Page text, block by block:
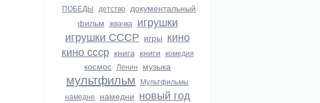
ПОБЕДЫ детство документальный
фильм жвачка игрушки
игрушки СССР игры кино
кино ссср книга книги комедия
космос Ленин музыка
мультфильм Мультфильмы
намедне намедни новый год